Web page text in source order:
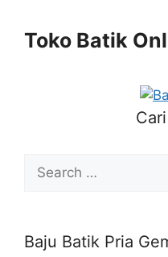
contentToko Batik
for:
Baju Batik Pria